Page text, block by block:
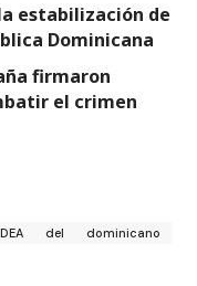
estabilización de
Dominicana
firmaron
el crimen
DEA del
dominicano